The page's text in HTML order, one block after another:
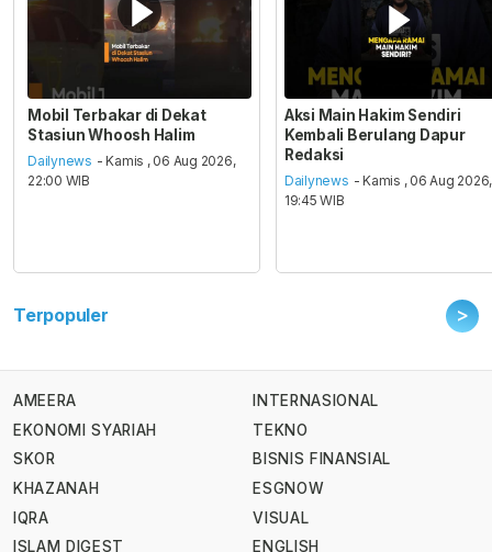
Mobil Terbakar di Dekat
Stasiun Whoosh Halim
Dailynews - Kamis , 06 Aug 2026,
22:00 WIB
Aksi Main Hakim Sendiri
Kembali Berulang Dapur
Redaksi
Dailynews - Kamis , 06 Aug 2026,
19:45 WIB
Terpopuler >
AMEERA
EKONOMI SYARIAH
SKOR
KHAZANAH
IQRA
ISLAM DIGEST
INTERNASIONAL
TEKNO
BISNIS FINANSIAL
ESGNOW
VISUAL
ENGLISH